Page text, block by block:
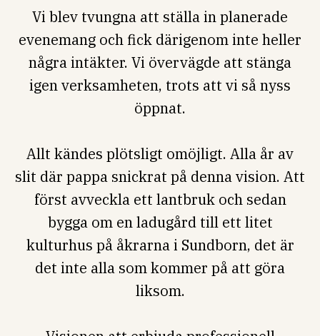
Vi blev tvungna att ställa in planerade
evenemang och fick därigenom inte heller
några intäkter. Vi övervägde att stänga
igen verksamheten, trots att vi så nyss
öppnat.
Allt kändes plötsligt omöjligt. Alla år av
slit där pappa snickrat på denna vision. Att
först avveckla ett lantbruk och sedan
bygga om en ladugård till ett litet
kulturhus på åkrarna i Sundborn, det är
det inte alla som kommer på att göra
liksom.